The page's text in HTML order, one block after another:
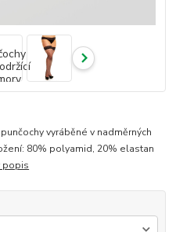
vyráběné v nadměrných
80% polyamid, 20% elastan
popis